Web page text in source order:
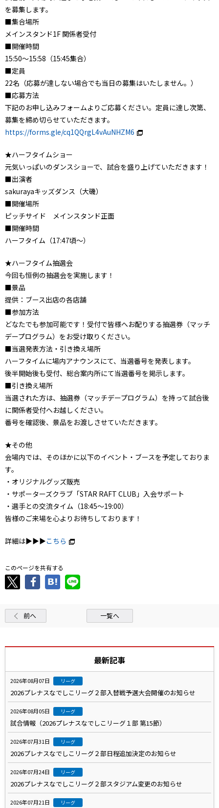
を募集します。
■集合場所
メインスタンド1F 関係者受付
■開催時間
15:50～15:58（15:45集合）
■定員
22名（応募が達しない場合でも当日の募集はいたしません。）
■応募方法
下記のお申し込みフォームよりご応募ください。定員に達し次第、
募集を締め切らせていただきます。
https://forms.gle/cq1QQrgL4vAuNHZM6
★ハーフタイムショー
元気いっぱいのダンスショーで、試合を盛り上げていただきます！
■出演者
sakurayaキッズダンス（大磯）
■開催場所
ピッチサイド メインスタンド正面
■開催時間
ハーフタイム（17:47頃～）
★ハーフタイム抽選会
今回も恒例の抽選会を実施します！
■景品
提供：ブース出店の各店舗
■参加方法
どなたでも参加可能です！受付で皆様へお配りする抽選券（マッチ
デープログラム）をお受け取りください。
■当選発表方法・引き換え場所
ハーフタイムに場内アナウンスにて、当選番号を発表します。
後半開始後も受付、総合案内所にて当選番号を掲示します。
■引き換え場所
当選された方は、抽選券（マッチデープログラム）を持って試合後
に関係者受付へお越しください。
番号を確認後、景品をお渡しさせていただきます。
★その他
会場内では、そのほかに以下のイベント・ブースを予定しておりま
す。
・オリジナルグッズ販売
・サポーターズクラブ「STAR RAFT CLUB」入会サポート
・選手との交流タイム（18:45〜19:00）
皆様のご来場を心よりお待ちしております！
詳細は▶▶▶こちら
このページを共有する
前へ 一覧へ
最新記事
2026年08月07日 リーグ
2026プレナスなでしこリーグ２部入替戦予選大会開催のお知らせ
2026年08月05日 リーグ
試合情報（2026プレナスなでしこリーグ１部 第15節）
2026年07月31日 リーグ
2026プレナスなでしこリーグ２部日程追加決定のお知らせ
2026年07月24日 リーグ
2026プレナスなでしこリーグ２部スタジアム変更のお知らせ
2026年07月21日 リーグ